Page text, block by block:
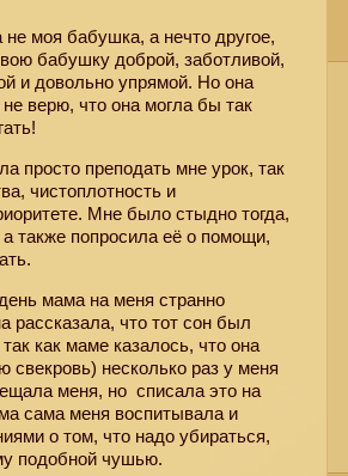
моя бабушка, а нечто другое,
бабушку доброй, заботливой,
и довольно упрямой. Но она
не верю, что она могла бы так
просто преподать мне урок, так
чистоплотность и
Мне было стыдно тогда,
также попросила её о помощи,
мама на меня странно
рассказала, что тот сон был
как маме казалось, что она
несколько раз у меня
меня, но списала это на
сама меня воспитывала и
о том, что надо убираться,
подобной чушью.